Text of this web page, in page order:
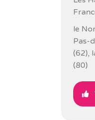
le
Pas-
(62),
(80)